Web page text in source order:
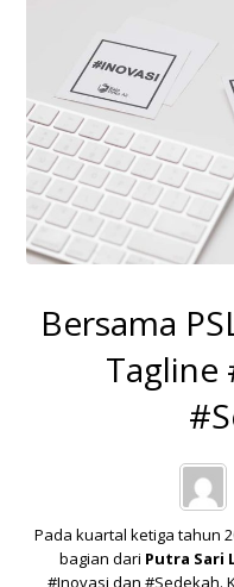
Bersama
Tagline
Pada kuartal ketiga tahun
bagian dari Putra Sari
#Inovasi dan #Sedekah.